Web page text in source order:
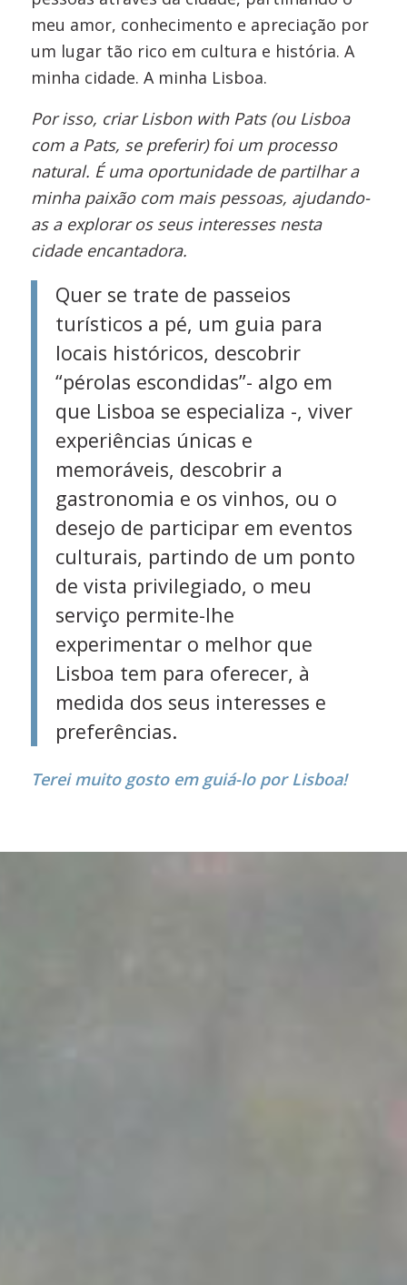
meu amor, conhecimento e apreciação por
um lugar tão rico em cultura e história. A
minha cidade. A minha Lisboa.
Por isso, criar Lisbon with Pats (ou Lisboa
com a Pats, se preferir) foi um processo
natural. É uma oportunidade de partilhar a
minha paixão com mais pessoas, ajudando-
as a explorar os seus interesses nesta
cidade encantadora.
Quer se trate de passeios
turísticos a pé, um guia para
locais históricos, descobrir
“pérolas escondidas”- algo em
que Lisboa se especializa -, viver
experiências únicas e
memoráveis, descobrir a
gastronomia e os vinhos, ou o
desejo de participar em eventos
culturais, partindo de um ponto
de vista privilegiado, o meu
serviço permite-lhe
experimentar o melhor que
Lisboa tem para oferecer, à
medida dos seus interesses e
preferências.
Terei muito gosto em guiá-lo por Lisboa!